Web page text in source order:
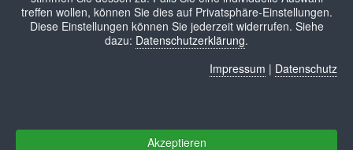
treffen wollen, können Sie dies auf Privatsphäre-Einstellungen.
Diese Einstellungen können Sie jederzeit widerrufen. Siehe
dazu: Datenschutzerklärung.
Impressum | Datenschutz
Akzeptieren